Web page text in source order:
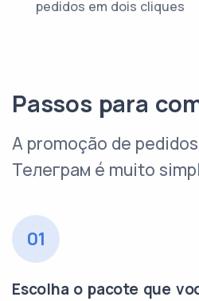
pedidos em dois cliques
Passos para
A promoção de
Телеграм é muito
01
Escolha o pacote que